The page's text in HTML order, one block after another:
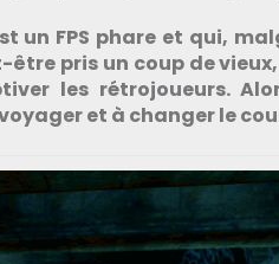
un FPS phare et qui,
être pris un coup de
les rétrojoueurs.
et à changer le